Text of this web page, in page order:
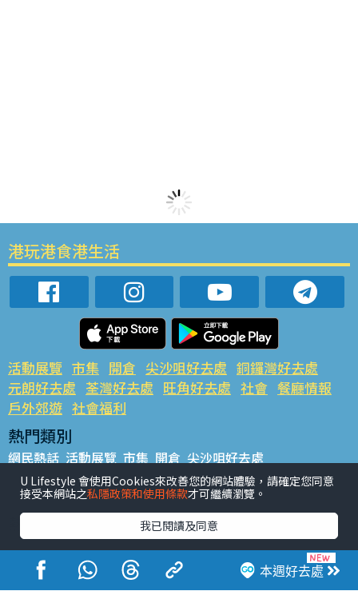
本週好去處
港玩港食港生活
活動展覽 市集 開倉 尖沙咀好去處 銅鑼灣好去處
元朗好去處 荃灣好去處 旺角好去處 社會 餐廳情報
戶外郊遊 社會福利
熱門類別
網民熱話 活動展覽 市集 開倉 尖沙咀好去處
銅鑼灣好去處 元朗好去處 荃灣好去處 旺角好去處 社會
餐廳情報 戶外郊遊
熱門標籤
#UGO搵好去處 #人氣活動推介 #美食社群熱話
#親子玩樂好去處
#ULifestyle應用程式
#限時搶
#UJetso禮物放送
#ULifestyle商戶中心 #著數 #網絡熱話
U Lifestyle 會使用Cookies來改善您的網站體驗，請確定您同意
接受本網站之私隱政策和使用條款才可繼續瀏覽。
我已閱讀及同意